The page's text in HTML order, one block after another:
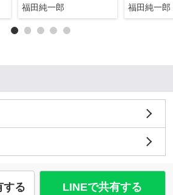
福田純一郎 福田純一郎
する LINEで共有する